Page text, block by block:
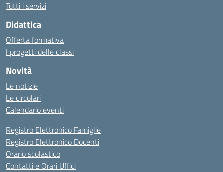
Tutti i servizi
Didattica
Offerta formativa
I progetti delle classi
Novità
Le notizie
Le circolari
Calendario eventi
Registro Elettronico Famiglie
Registro Elettronico Docenti
Orario scolastico
Contatti e Orari Uffici